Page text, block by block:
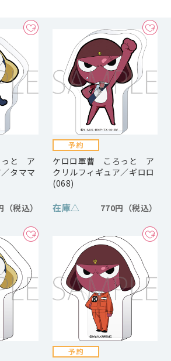
っと ア
タママ
ケロロ軍曹 ころっと ア
クリルフィギュア／ギロロ
(068)
在庫△ 770円